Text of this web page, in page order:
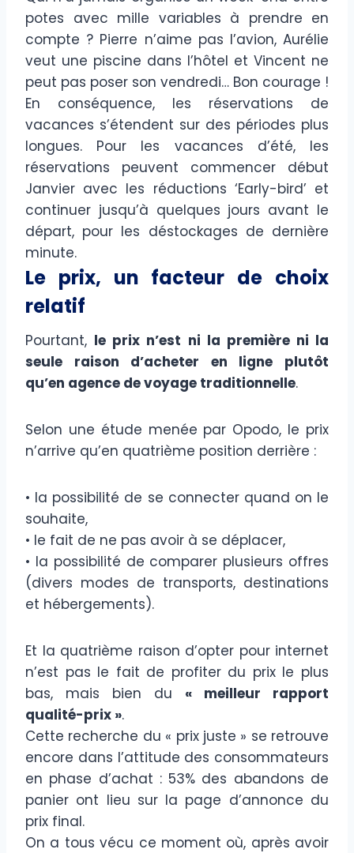
potes avec mille variables à prendre en
compte ? Pierre n’aime pas l’avion, Aurélie
veut une piscine dans l’hôtel et Vincent ne
peut pas poser son vendredi… Bon courage !
En conséquence, les réservations de
vacances s’étendent sur des périodes plus
longues. Pour les vacances d’été, les
réservations peuvent commencer début
Janvier avec les réductions ‘Early-bird’ et
continuer jusqu’à quelques jours avant le
départ, pour les déstockages de dernière
minute.
Le prix, un facteur de choix
relatif
Pourtant, le prix n’est ni la première ni la
seule raison d’acheter en ligne plutôt
qu’en agence de voyage traditionnelle.
Selon une étude menée par Opodo, le prix
n’arrive qu’en quatrième position derrière :
• la possibilité de se connecter quand on le
souhaite,
• le fait de ne pas avoir à se déplacer,
• la possibilité de comparer plusieurs offres
(divers modes de transports, destinations
et hébergements).
Et la quatrième raison d’opter pour internet
n’est pas le fait de profiter du prix le plus
bas, mais bien du « meilleur rapport
qualité-prix ».
Cette recherche du « prix juste » se retrouve
encore dans l’attitude des consommateurs
en phase d’achat : 53% des abandons de
panier ont lieu sur la page d’annonce du
prix final.
On a tous vécu ce moment où, après avoir